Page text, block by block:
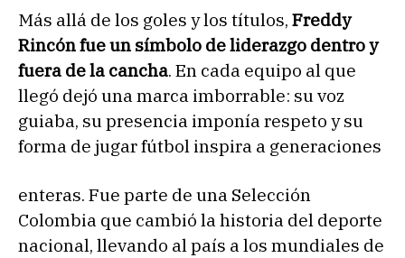
Más allá de los goles y los títulos, Freddy
Rincón fue un símbolo de liderazgo dentro y
fuera de la cancha. En cada equipo al que
llegó dejó una marca imborrable: su voz
guiaba, su presencia imponía respeto y su
forma de jugar fútbol inspira a generaciones
enteras. Fue parte de una Selección
Colombia que cambió la historia del deporte
nacional, llevando al país a los mundiales de